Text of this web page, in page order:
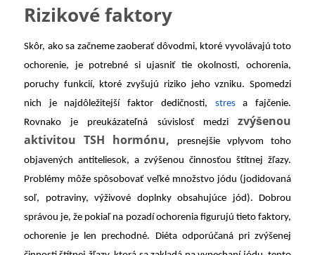
Rizikové faktory
Skôr, ako sa začneme zaoberať dôvodmi, ktoré vyvolávajú toto
ochorenie, je potrebné si ujasniť tie okolnosti, ochorenia,
poruchy funkcií, ktoré zvyšujú riziko jeho vzniku. Spomedzi
nich je najdôležitejší faktor dedičnosti, stresa fajčenie.
Rovnako je preukázateľná súvislosť medzi zvýšenou
aktivitou TSH hormónu, presnejšie vplyvom toho
objavených antiteliesok, a zvýšenou činnosťou štítnej žľazy.
Problémy môže spôsobovať veľké množstvo jódu (jodidovaná
soľ, potraviny, výživové doplnky obsahujúce jód). Dobrou
správou je, že pokiaľ na pozadí ochorenia figurujú tieto faktory,
ochorenie je len prechodné. Diéta odporúčaná pri zvýšenej